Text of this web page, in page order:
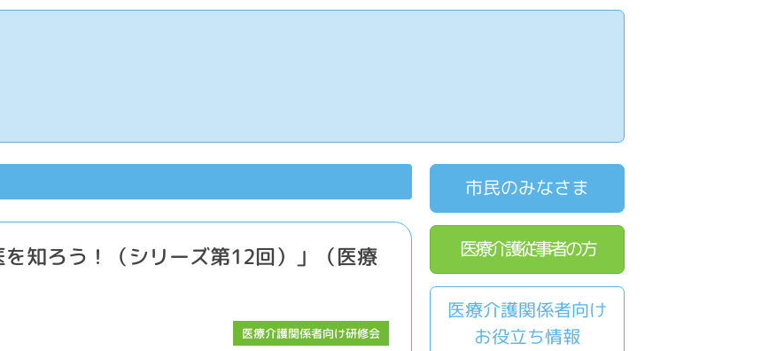
を知ろう！（シリーズ第12回）」（医療
医療介護関係者向け研修会
市民のみなさま
医療介護従事者の方
医療介護関係者向け
お役立ち情報